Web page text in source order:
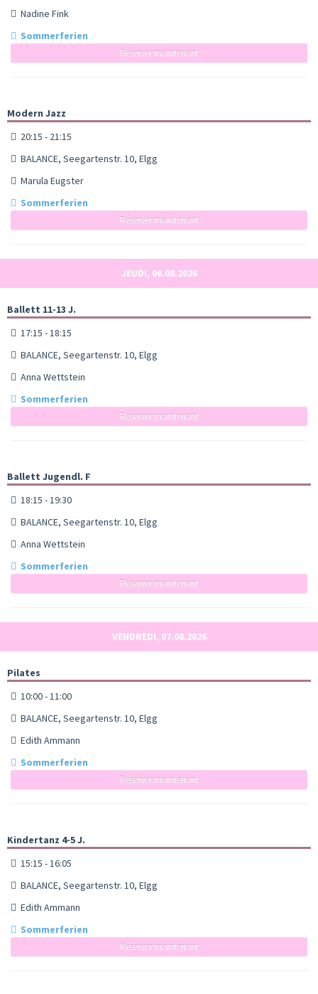
Nadine Fink
Sommerferien
Réserver maintenant
Modern Jazz
20:15 - 21:15
BALANCE, Seegartenstr. 10, Elgg
Marula Eugster
Sommerferien
Réserver maintenant
JEUDI, 06.08.2026
Ballett 11-13 J.
17:15 - 18:15
BALANCE, Seegartenstr. 10, Elgg
Anna Wettstein
Sommerferien
Réserver maintenant
Ballett Jugendl. F
18:15 - 19:30
BALANCE, Seegartenstr. 10, Elgg
Anna Wettstein
Sommerferien
Réserver maintenant
VENDREDI, 07.08.2026
Pilates
10:00 - 11:00
BALANCE, Seegartenstr. 10, Elgg
Edith Ammann
Sommerferien
Réserver maintenant
Kindertanz 4-5 J.
15:15 - 16:05
BALANCE, Seegartenstr. 10, Elgg
Edith Ammann
Sommerferien
Réserver maintenant